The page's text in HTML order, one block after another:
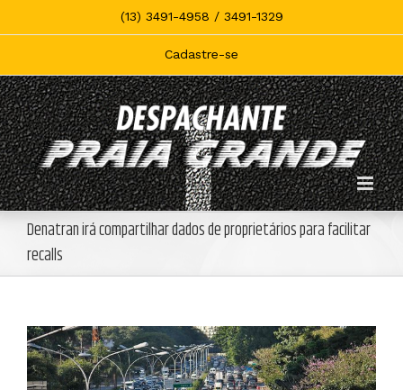
(13) 3491-4958 / 3491-1329
Cadastre-se
Denatran irá compartilhar dados de proprietários para facilitar
recalls
View
Larger
Image